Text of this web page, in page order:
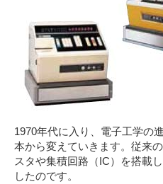
1970年代に入り、電子工学の
本から変えていきます。従来
スタや集積回路（IC）を搭載
したのです。